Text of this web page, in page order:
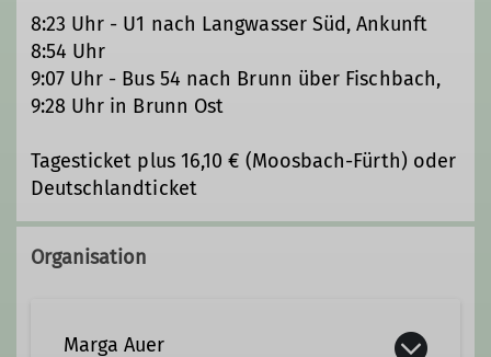
8:23 Uhr - U1 nach Langwasser Süd, Ankunft
8:54 Uhr
9:07 Uhr - Bus 54 nach Brunn über Fischbach,
9:28 Uhr in Brunn Ost
Tagesticket plus 16,10 € (Moosbach-Fürth) oder
Deutschlandticket
Organisation
Marga Auer